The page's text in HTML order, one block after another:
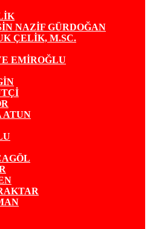
NAZİF GÜRDOĞAN
ÇELİK, M.SC.
EMİROĞLU
ATUN